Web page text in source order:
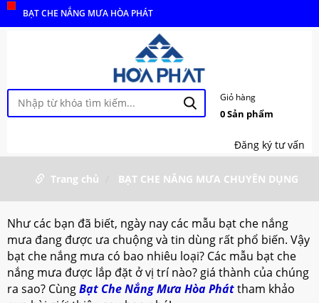
BẠT CHE NẮNG MƯA HÒA PHÁT
Giỏ hàng
0Sản phẩm
Đăng ký tư vấn
Trang chủ BẠT CHE NẮNG MƯA CHUYÊN DỤNG
Như các bạn đã biết, ngày nay các mẫu bạt che nắng
mưa đang được ưa chuộng và tin dùng rất phổ biến. Vậy
bạt che nắng mưa có bao nhiêu loại? Các mẫu bạt che
nắng mưa được lắp đặt ở vị trí nào? giá thành của chúng
ra sao? CùngBạt Che Nắng Mưa Hòa Pháttham khảo